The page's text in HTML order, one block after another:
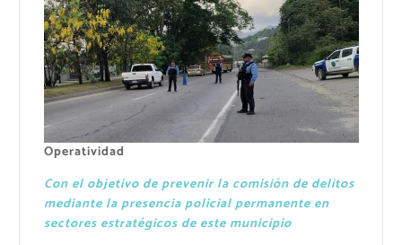
Operatividad
Con el objetivo de prevenir la comisión de delitos
mediante la presencia policial permanente en
sectores estratégicos de este municipio